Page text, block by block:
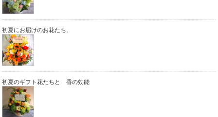
初夏にお届けのお花たち。
初夏のギフト花たちと 香の効能